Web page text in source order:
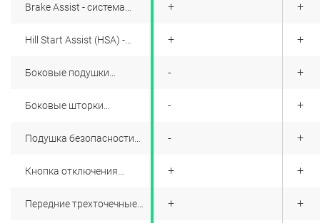
Brake Assist - система
Hill Start Assist (HSA) -
Боковые подушки
Боковые шторки
Подушка безопасности
Кнопка отключения
Передние трехточечные
+
+
+
+
+
+
+
+
+
-
-
-
+
+
+
+
+
+
+
+
+